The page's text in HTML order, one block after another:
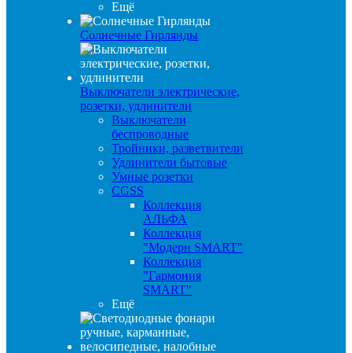
Ещё
Солнечные Гирлянды
Выключатели электрические,
розетки, удлинители
Выключатели
беспроводные
Тройники, разветвители
Удлинители бытовые
Умные розетки
CGSS
Коллекция
АЛЬФА
Коллекция
"Модерн SMART"
Коллекция
"Гармония
SMART"
Ещё